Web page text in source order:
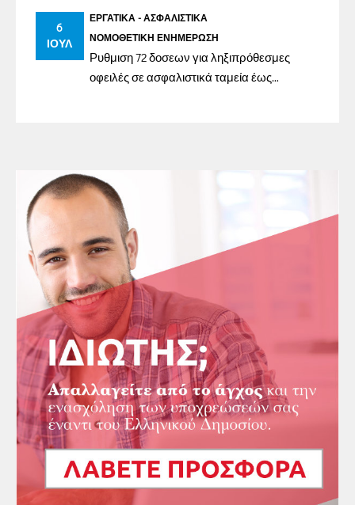
6
ΙΟΎΛ
ΕΡΓΑΤΙΚΆ - ΑΣΦΑΛΙΣΤΙΚΆ
ΝΟΜΟΘΕΤΙΚΉ ΕΝΗΜΈΡΩΣΗ
Ρυθμιση 72 δοσεων για ληξιπρόθεσμες
οφειλές σε ασφαλιστικά ταμεία έως